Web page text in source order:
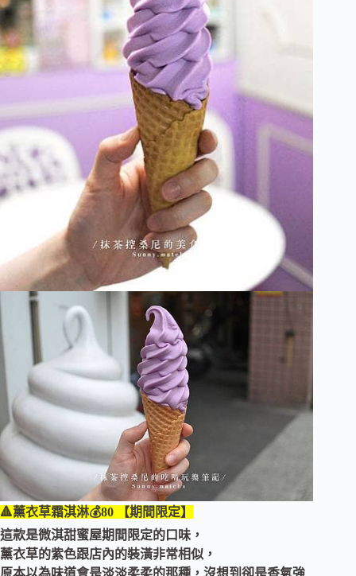
🔺薰衣草霜淇淋💰80 【期間限定】
這款是微淇甜蜜屋期間限定的口味，
薰衣草的紫色跟店內的裝潢非常相似，
原本以為味道會是淡淡柔柔的那種，沒想到卻是香氣強